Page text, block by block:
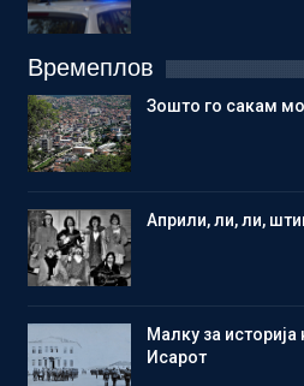
Времеплов
Зошто го сакам
Aприли, ли, ли,
Малку за
Исарот